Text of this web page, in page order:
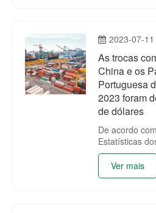
homólogo de
2023-07-11
As trocas
China e os
Portuguesa
2023 foram
de dólares
De acordo
Estatísticas
da China
anexada), as
a China e os
Ver mais